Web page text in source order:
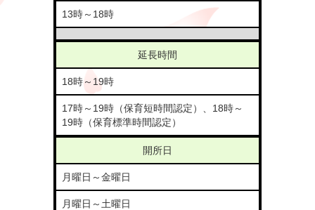
13時～18時
延長時間
18時～19時
17時～19時（保育短時間認定）、18時～
19時（保育標準時間認定）
開所日
月曜日～金曜日
月曜日～土曜日